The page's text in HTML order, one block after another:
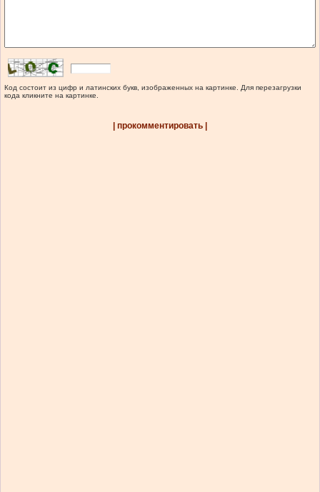
Код состоит из цифр и латинских букв, изображенных на картинке. Для перезагрузки
кода кликните на картинке.
| прокомментировать |